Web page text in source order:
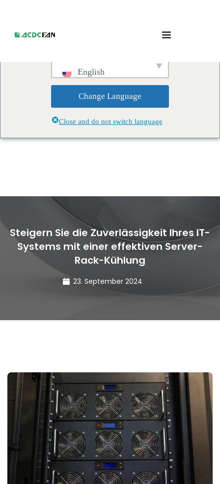
Do you want to change to:
English
Change Language
Close and do not switch language
Steigern Sie die Zuverlässigkeit Ihres IT-
Systems mit einer effektiven Server-
Rack-Kühlung
23. September 2024